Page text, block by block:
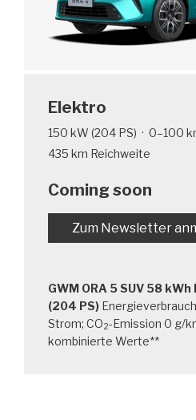
Elektro
150 kW (204 PS) · 0–100
435 km Reichweite
Coming soon
Zum Newsletter
GWM ORA 5 SUV 58
(204 PS)
Strom; CO2-Emission 0 g/
kombinierte Werte**